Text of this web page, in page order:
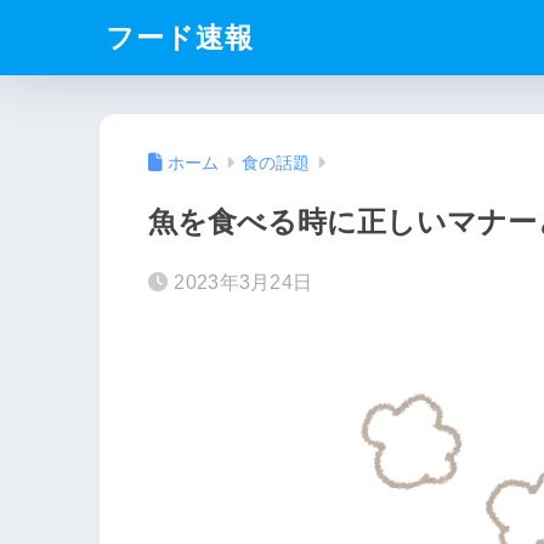
フード速報
ホーム 食の話題
魚を食べる時に正しいマナ
2023年3月24日